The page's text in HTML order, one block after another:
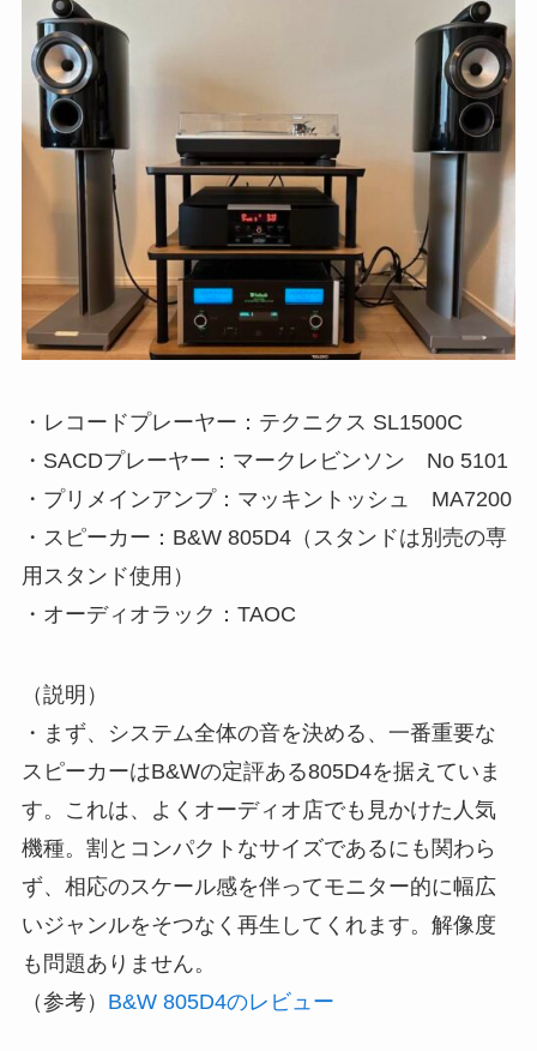
・レコードプレーヤー：テクニクス SL1500C
・SACDプレーヤー：マークレビンソン No 5101
・プリメインアンプ：マッキントッシュ MA7200
・スピーカー：B&W 805D4（スタンドは別売の専
用スタンド使用）
・オーディオラック：TAOC
（説明）
・まず、システム全体の音を決める、一番重要な
スピーカーはB&Wの定評ある805D4を据えていま
す。これは、よくオーディオ店でも見かけた人気
機種。割とコンパクトなサイズであるにも関わら
ず、相応のスケール感を伴ってモニター的に幅広
いジャンルをそつなく再生してくれます。解像度
も問題ありません。
（参考） B&W 805D4のレビュー